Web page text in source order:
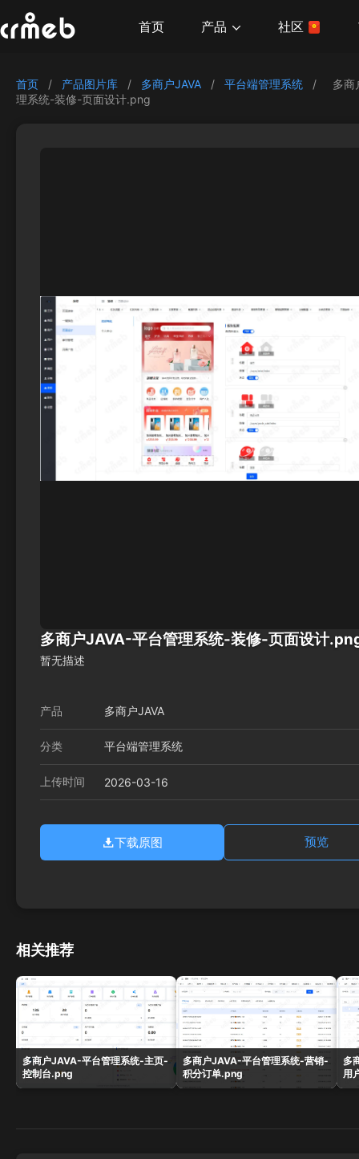
首页 产品 社区
首页 / 产品图片库 / 多商户JAVA / 平台端管理系统 /
多商
理系统-装修-页面设计.png
多商户JAVA-平台管理系统-装修-页面设计
暂无描述
产品 多商户JAVA
分类 平台端管理系统
上传时间 2026-03-16
下载原图 预览
相关推荐
多商户JAVA-平台管理系统-主页-
控制台.png
多商户JAVA-平台管理系统-营销-
积分订单.png
多
用